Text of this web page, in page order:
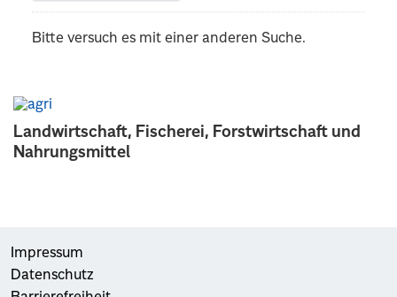
Landwirtschaft, Fischerei, Forstwirtschaft und
Nahrungsmittel
Bitte versuch es mit einer anderen Suche.
Impressum
Datenschutz